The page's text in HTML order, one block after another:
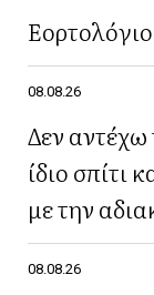
08.08.26
Δεν
ίδιο σπίτι
με την
08.08.26